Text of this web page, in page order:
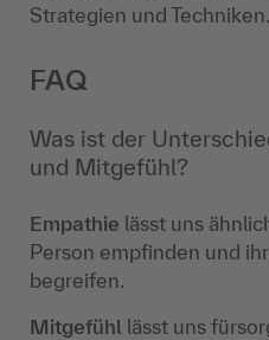
Strategien und
FAQ
Was ist der
und Mitgefühl?
Empathie lässt uns
Person empfinden und
begreifen.
Mitgefühl lässt uns